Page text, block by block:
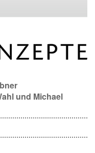
und Michael